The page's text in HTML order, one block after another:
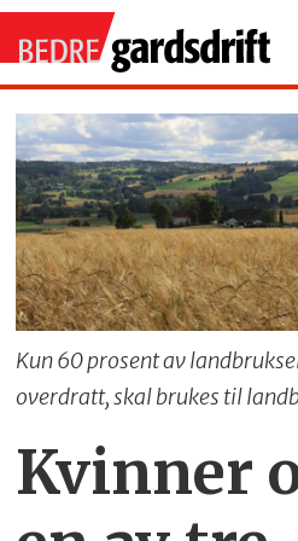
Kun 60 prosent av
overdratt, skal brukes til
Kvinner